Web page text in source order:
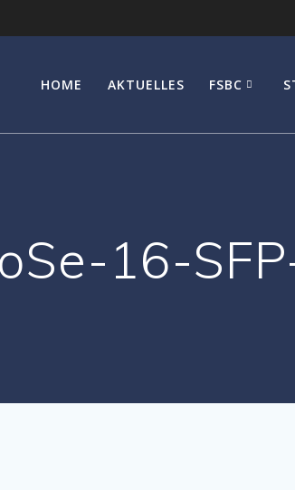
HOME AKTUELLES FSBC
16-